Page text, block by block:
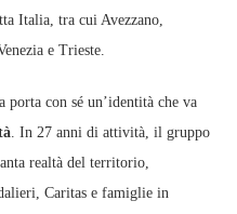
Italia, tra cui Avezzano,
e Trieste.
con sé un’identità che va
. In 27 anni di attività, il gruppo
realtà del territorio,
Caritas e famiglie in